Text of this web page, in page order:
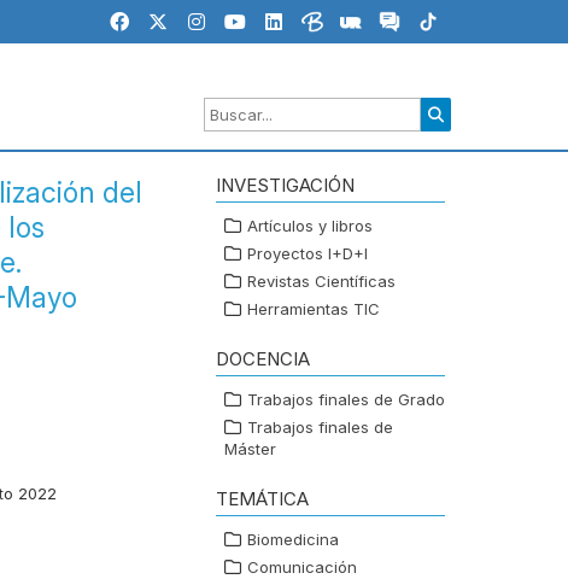
del
los
2022
INVESTIGACIÓN
Artículos y libros
Proyectos I+D+I
Revistas Científicas
Herramientas TIC
DOCENCIA
Trabajos finales de Grado
Trabajos finales de
Máster
TEMÁTICA
Biomedicina
Comunicación